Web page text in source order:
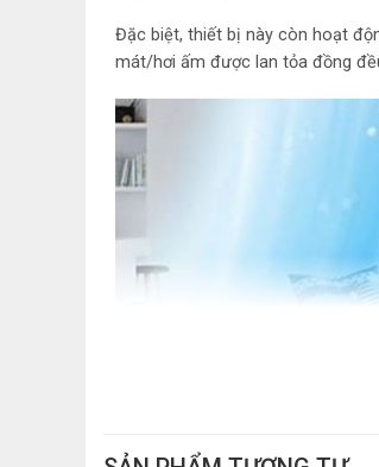
Đặc biệt, thiết bị này còn hoạt
mát/hơi ấm được lan tỏa đồng